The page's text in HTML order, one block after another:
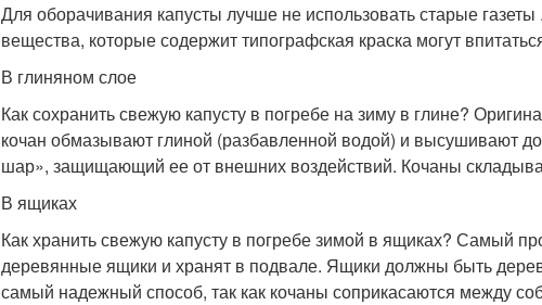
Для оборачивания капусты лучше не использовать старые
вещества, которые содержит типографская краска могут
В глиняном слое
Как сохранить свежую капусту в погребе на зиму в глине?
кочан обмазывают глиной (разбавленной водой) и высушивают
шар», защищающий ее от внешних воздействий. Кочаны
В ящиках
Как хранить свежую капусту в погребе зимой в ящиках? Самый
деревянные ящики и хранят в подвале. Ящики должны быть
самый надежный способ, так как кочаны соприкасаются между